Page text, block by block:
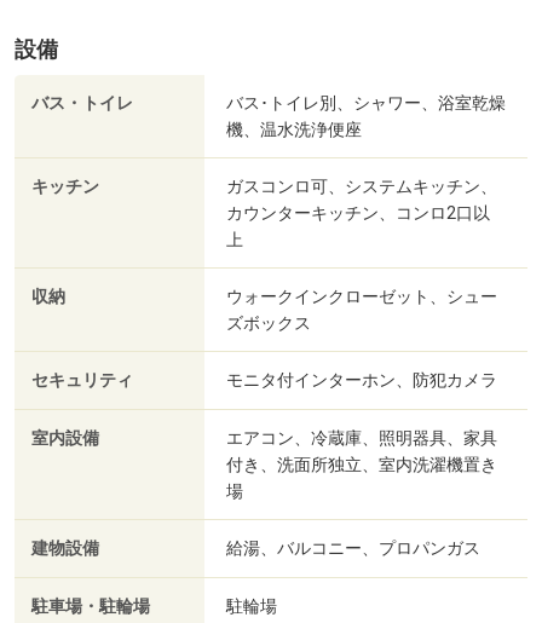
設備
バス・トイレ
バス･トイレ別、シャワー、浴室乾燥
機、温水洗浄便座
キッチン
ガスコンロ可、システムキッチン、
カウンターキッチン、コンロ2口以
上
収納
ウォークインクローゼット、シュー
ズボックス
セキュリティ モニタ付インターホン、防犯カメラ
室内設備
エアコン、冷蔵庫、照明器具、家具
付き、洗面所独立、室内洗濯機置き
場
建物設備 給湯、バルコニー、プロパンガス
駐車場・駐輪場 駐輪場